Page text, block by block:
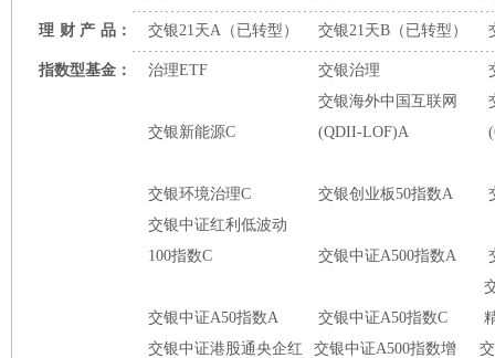
理 财 产 品： 交银21天A（已转型） 交银21天B（已转型）
指数型基金： 治理ETF 交银治理
交银新能源C
交银海外中国互联网
(QDII-LOF)A
交银环境治理C 交银创业板50指数A
交银中证红利低波动
100指数C
交银中证A500指数A
交银中证A50指数A 交银中证A50指数C
交银中证港股通央企红
交银中证A500指数增